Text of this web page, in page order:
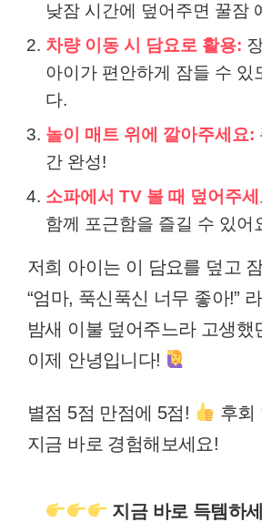
낮잠 시간에 덮어주면 꿀잠
차량 이동 시 담요로 활용:
아이가 편안하게 잠들 수 있
다.
놀이 매트 위에 깔아주세요:
간 완성!
소파에서 TV 볼 때 덮어주
함께 포근함을 즐길 수 있어
저희 아이는 이 담요를 덮고
“엄마, 푹신푹신 너무 좋아!”
밤새 이불 덮어주느라 고생했
이제 안녕입니다!
별점 5점 만점에 5점!
후회
지금 바로 경험해보세요!
지금 바로 득템하